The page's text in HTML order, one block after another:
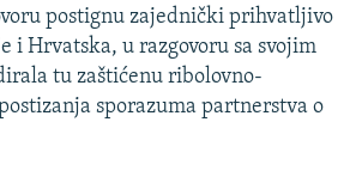
postignu zajednički prihvatljivo
i Hrvatska, u razgovoru sa svojim
tu zaštićenu ribolovno-
sporazuma partnerstva o